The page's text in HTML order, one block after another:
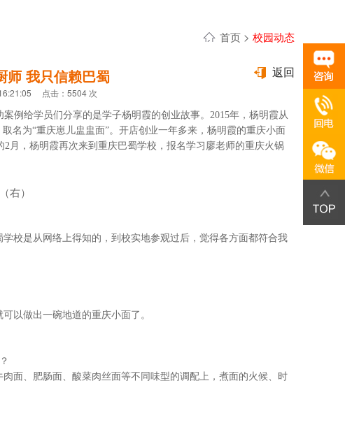
首页 > 校园动态
师 我只信赖巴蜀
点击：5504 次
返回
例给学员们分享的是学子杨明霞的创业故事。 2015年，杨明霞从
名为“重庆崽儿盅盅面”。开店创业一年多来，杨明霞的重庆小面
2月，杨明霞再次来到重庆巴蜀学校，报名学习廖老师的重庆火锅
右）
校是从网络上得知的，到校实地参观过后，觉得各方面都符合我
以做出一碗地道的重庆小面了。
面、肥肠面、酸菜肉丝面等不同味型的调配上，煮面的火候、时